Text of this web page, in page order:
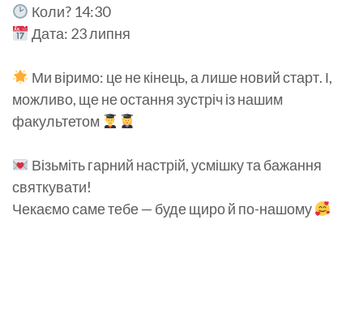
Коли? 14:30
Дата: 23 липня
Ми віримо: це не кінець, а лише новий старт. І,
можливо, ще не остання зустріч із нашим
факультетом
Візьміть гарний настрій, усмішку та бажання
святкувати!
Чекаємо саме тебе — буде щиро й по-нашому